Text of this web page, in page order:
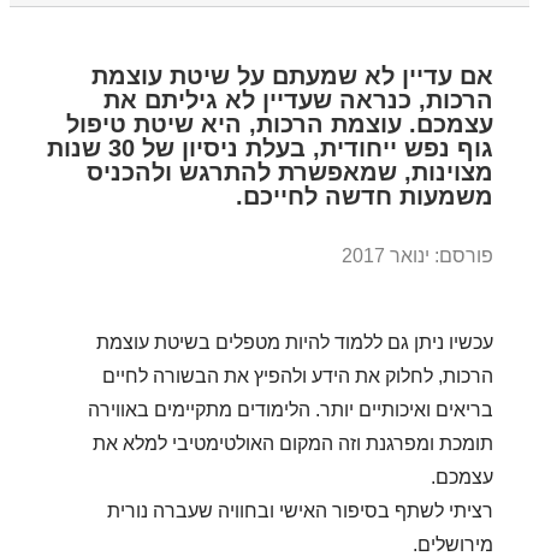
אם עדיין לא שמעתם על שיטת עוצמת
הרכות, כנראה שעדיין לא גיליתם את
עצמכם. עוצמת הרכות, היא שיטת טיפול
גוף נפש ייחודית, בעלת ניסיון של 30 שנות
מצוינות, שמאפשרת להתרגש ולהכניס
משמעות חדשה לחייכם.
פורסם: ינואר 2017
עכשיו ניתן גם ללמוד להיות מטפלים בשיטת עוצמת
הרכות, לחלוק את הידע ולהפיץ את הבשורה לחיים
בריאים ואיכותיים יותר. הלימודים מתקיימים באווירה
תומכת ומפרגנת וזה המקום האולטימטיבי למלא את
עצמכם.
רציתי לשתף בסיפור האישי ובחוויה שעברה נורית
מירושלים.